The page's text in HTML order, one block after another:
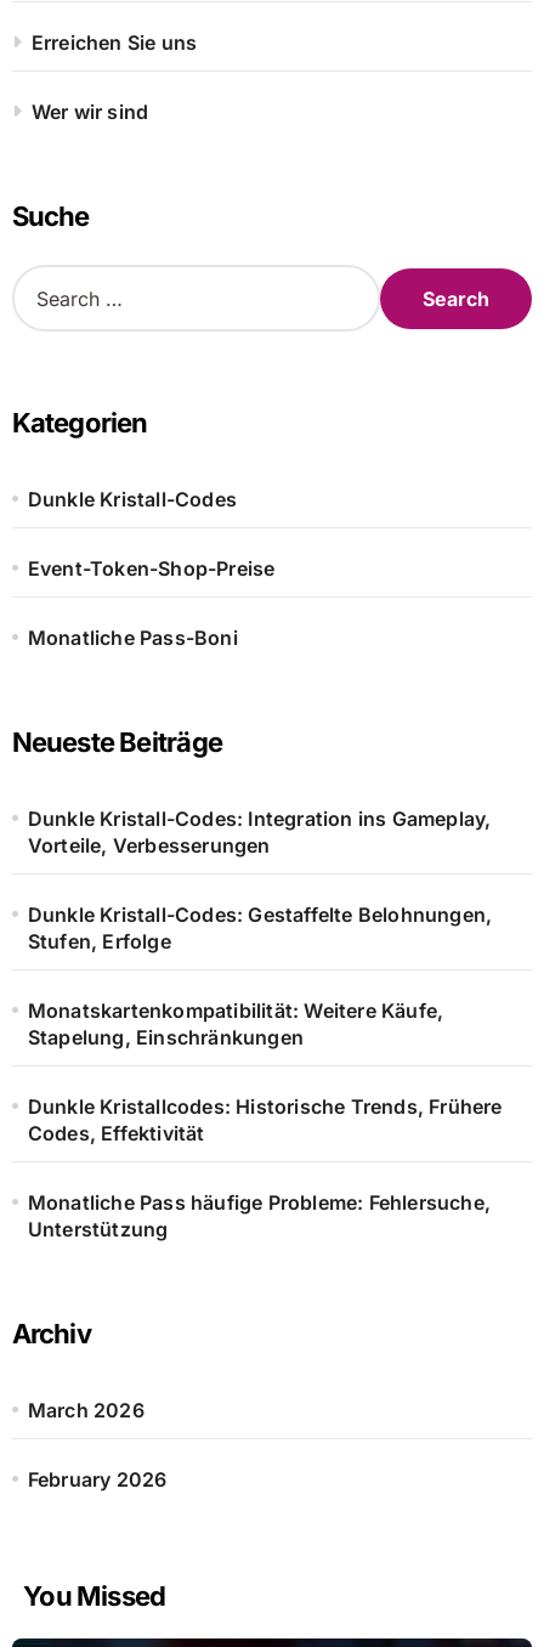
Erreichen Sie uns
Wer wir sind
Suche
S
e
h
f
r
Kategorien
Dunkle Kristall-Codes
Event-Token-Shop-Preise
Monatliche Pass-Boni
Neueste Beiträge
Dunkle Kristall-Codes: Integration ins Gameplay,
Vorteile, Verbesserungen
Dunkle Kristall-Codes: Gestaffelte Belohnungen,
Stufen, Erfolge
Monatskartenkompatibilität: Weitere Käufe,
Stapelung, Einschränkungen
Dunkle Kristallcodes: Historische Trends, Frühere
Codes, Effektivität
Monatliche Pass häufige Probleme: Fehlersuche,
Unterstützung
Archiv
March 2026
February 2026
You Missed